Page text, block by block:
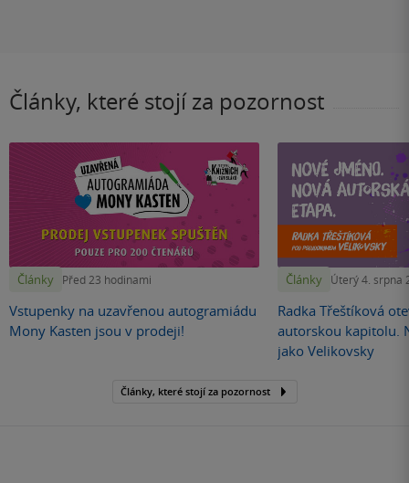
Články, které stojí za pozornost
Články Před 23 hodinami
Vstupenky na uzavřenou autogramiádu
Mony Kasten jsou v prodeji!
Články Úterý 4. srpna
Radka Třeštíková
autorskou kapitolu.
jako Velikovsky
Články, které stojí za pozornost